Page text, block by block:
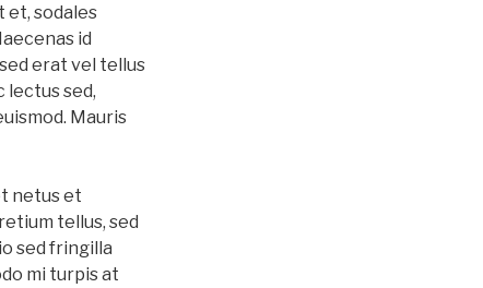
et, sodales
id
erat vel tellus
lectus sed,
Mauris
netus et
tellus, sed
sed fringilla
mi turpis at